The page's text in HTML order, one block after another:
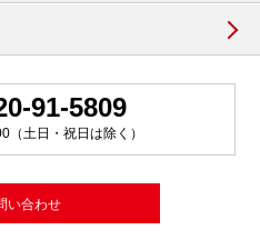
91-5809
（土日・祝日は除く）
い合わせ